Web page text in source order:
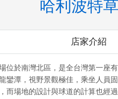
哈利波特
店家介紹
位於南灣北區，是全台灣第一座
鑾潭，視野景觀極佳，乘坐人員
而場地的設計與球道的計算也經